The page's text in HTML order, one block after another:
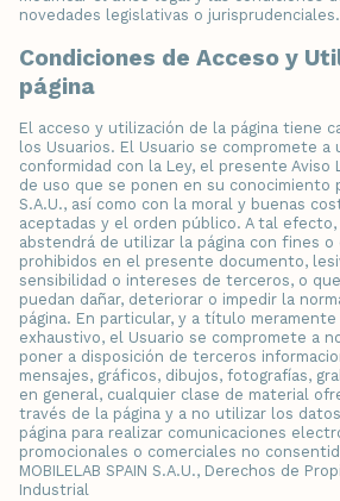
novedades legislativas o jurisprudenciales.
Condiciones de Acceso y
página
El acceso y utilización de la página tiene
los Usuarios. El Usuario se compromete a
conformidad con la Ley, el presente Aviso
de uso que se ponen en su conocimiento
S.A.U., así como con la moral y buenas
aceptadas y el orden público. A tal efecto,
abstendrá de utilizar la página con fines
prohibidos en el presente documento,
sensibilidad o intereses de terceros, o
puedan dañar, deteriorar o impedir la
página. En particular, y a título
exhaustivo, el Usuario se compromete a
poner a disposición de terceros
mensajes, gráficos, dibujos, fotografías,
en general, cualquier clase de material
través de la página y a no utilizar los
página para realizar comunicaciones
promocionales o comerciales no
MOBILELAB SPAIN S.A.U., Derechos de
Industrial